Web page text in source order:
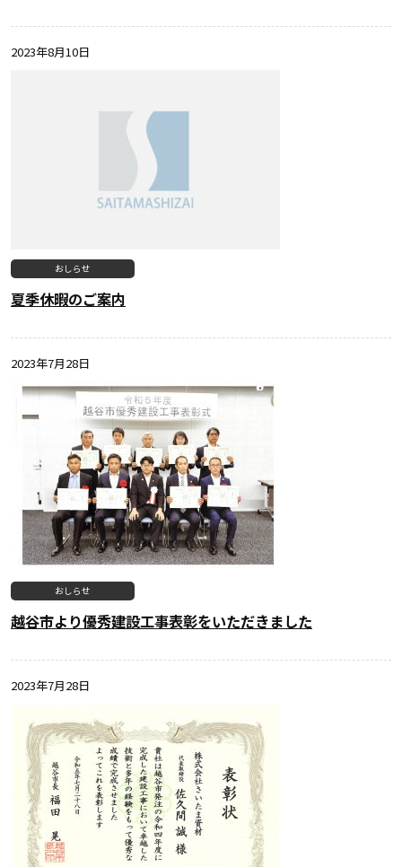
2023年8月10日
夏季休暇のご案内
おしらせ
2023年7月28日
越谷市より優秀建設工事表彰をいただきました
おしらせ
2023年7月28日